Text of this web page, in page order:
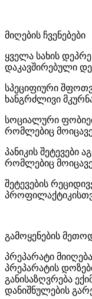
მიღების ჩვენებები
ყველა სახის
დაკავშირებული
სპეციფიური
ხანგრძლივი
სოციალური
რომლებიც
პანიკის შეტევები
რომლებიც
შეტევების
გამოყენების
პრეპარატი
პრეპარატის
განისაზღვრება
დანიშნულების